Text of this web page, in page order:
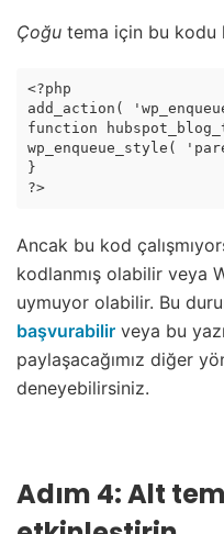
Çoğu tema için bu kodu
<?php
add_action(
function
wp_enqueue_style(
}
?>
Ancak bu kod
kodlanmış olabilir veya
uymuyor olabilir. Bu
başvurabilir veya bu
paylaşacağımız diğer
deneyebilirsiniz.
Adım 4: Alt